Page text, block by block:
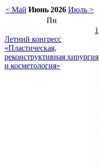
< Май Июнь 2026 Июль >
Пн
1
Летний конгресс
«Пластическая,
реконструктивная хирургия
и косметология»